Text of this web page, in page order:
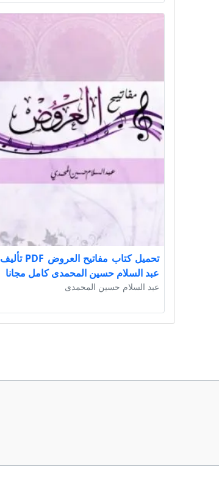
تحميل كتاب مفاتيح العروض PDF تأليف
عبد السلام حسين المحمدى كامل مجانا
عبد السلام حسين المحمدى